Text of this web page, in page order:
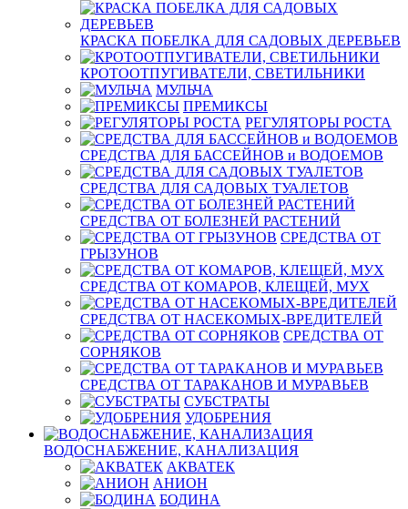
КРАСКА ПОБЕЛКА ДЛЯ САДОВЫХ ДЕРЕВЬЕВ
КРОТООТПУГИВАТЕЛИ, СВЕТИЛЬНИКИ
МУЛЬЧА
ПРЕМИКСЫ
РЕГУЛЯТОРЫ РОСТА
СРЕДСТВА ДЛЯ БАССЕЙНОВ и ВОДОЕМОВ
СРЕДСТВА ДЛЯ САДОВЫХ ТУАЛЕТОВ
СРЕДСТВА ОТ БОЛЕЗНЕЙ РАСТЕНИЙ
СРЕДСТВА ОТ
ГРЫЗУНОВ
СРЕДСТВА ОТ КОМАРОВ, КЛЕЩЕЙ, МУХ
СРЕДСТВА ОТ НАСЕКОМЫХ-ВРЕДИТЕЛЕЙ
СРЕДСТВА ОТ
СОРНЯКОВ
СРЕДСТВА ОТ ТАРАКАНОВ И МУРАВЬЕВ
СУБСТРАТЫ
УДОБРЕНИЯ
ВОДОСНАБЖЕНИЕ, КАНАЛИЗАЦИЯ
АКВАТЕК
АНИОН
БОДИНА